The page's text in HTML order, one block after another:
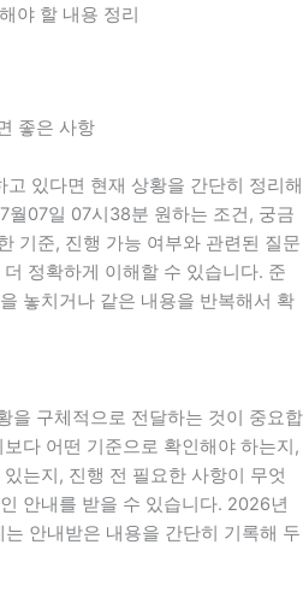
야 할 내용 정리
좋은 사항
있다면 현재 상황을 간단히 정리해
07일 07시38분 원하는 조건, 궁금
기준, 진행 가능 여부와 관련된 질문
정확하게 이해할 수 있습니다. 준
놓치거나 같은 내용을 반복해서 확
을 구체적으로 전달하는 것이 중요합
다 어떤 기준으로 확인해야 하는지,
는지, 진행 전 필요한 사항이 무엇
안내를 받을 수 있습니다. 2026년
안내받은 내용을 간단히 기록해 두